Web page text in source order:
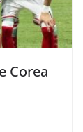
Corea